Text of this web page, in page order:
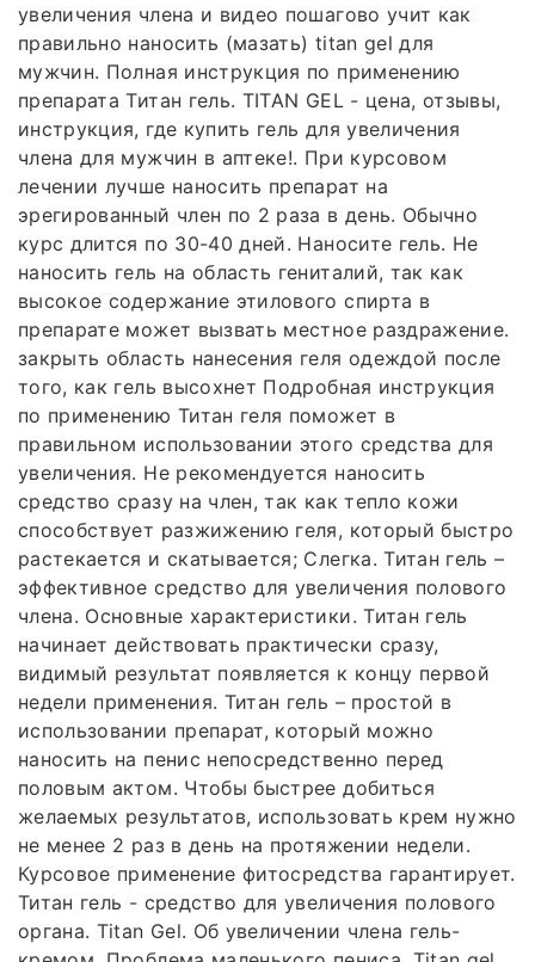
увеличения члена и видео пошагово учит как
правильно наносить (мазать) titan gel для
мужчин. Полная инструкция по применению
препарата Титан гель. TITAN GEL - цена, отзывы,
инструкция, где купить гель для увеличения
члена для мужчин в аптеке!. При курсовом
лечении лучше наносить препарат на
эрегированный член по 2 раза в день. Обычно
курс длится по 30-40 дней. Наносите гель. Не
наносить гель на область гениталий, так как
высокое содержание этилового спирта в
препарате может вызвать местное раздражение.
закрыть область нанесения геля одеждой после
того, как гель высохнет Подробная инструкция
по применению Титан геля поможет в
правильном использовании этого средства для
увеличения. Не рекомендуется наносить
средство сразу на член, так как тепло кожи
способствует разжижению геля, который быстро
растекается и скатывается; Слегка. Титан гель –
эффективное средство для увеличения полового
члена. Основные характеристики. Титан гель
начинает действовать практически сразу,
видимый результат появляется к концу первой
недели применения. Титан гель – простой в
использовании препарат, который можно
наносить на пенис непосредственно перед
половым актом. Чтобы быстрее добиться
желаемых результатов, использовать крем нужно
не менее 2 раз в день на протяжении недели.
Курсовое применение фитосредства гарантирует.
Титан гель - средство для увеличения полового
органа. Titan Gel. Об увеличении члена гель-